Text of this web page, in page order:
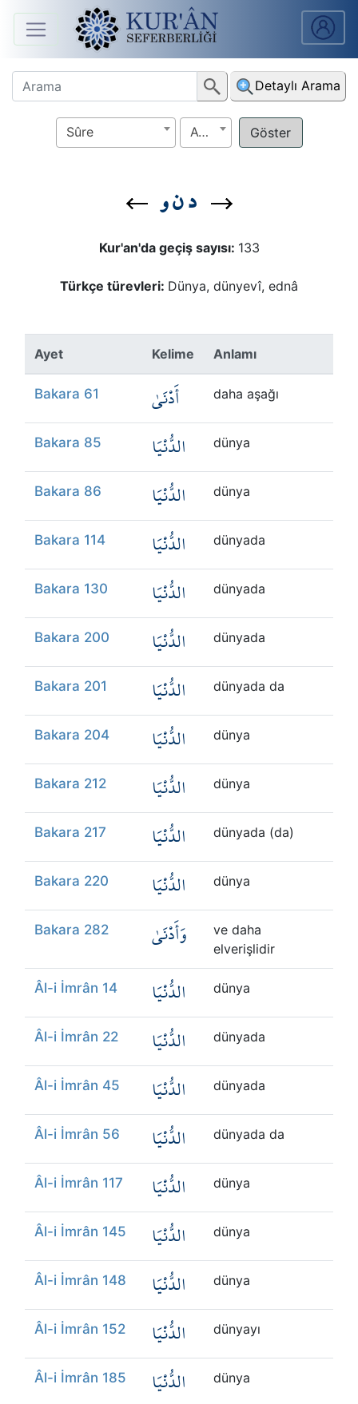
Anasayfa
Sûreler
Arapça
Kökler
Detaylı Arama
Sûre Ayet
د ن و
Kur'an'da geçiş sayısı: 133
Türkçe türevleri: Dünya, dünyevî, ednâ
Ayet Kelime Anlamı
Bakara 61 أَدْنَىٰ daha aşağı
Bakara 85 الدُّنْيَا dünya
Bakara 86 الدُّنْيَا dünya
Bakara 114 الدُّنْيَا dünyada
Bakara 130 الدُّنْيَا dünyada
Bakara 200 الدُّنْيَا dünyada
Bakara 201 الدُّنْيَا dünyada da
Bakara 204 الدُّنْيَا dünya
Bakara 212 الدُّنْيَا dünya
Bakara 217 الدُّنْيَا dünyada (da)
Bakara 220 الدُّنْيَا dünya
Bakara 282 وَأَدْنَىٰ
ve daha
elverişlidir
Âl-i İmrân 14 الدُّنْيَا dünya
Âl-i İmrân 22 الدُّنْيَا dünyada
Âl-i İmrân 45 الدُّنْيَا dünyada
Âl-i İmrân 56 الدُّنْيَا dünyada da
Âl-i İmrân 117 الدُّنْيَا dünya
Âl-i İmrân 145 الدُّنْيَا dünya
Âl-i İmrân 148 الدُّنْيَا dünya
Âl-i İmrân 152 الدُّنْيَا dünyayı
Âl-i İmrân 185 الدُّنْيَا dünya